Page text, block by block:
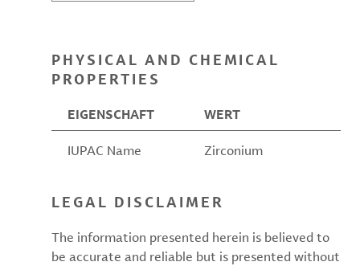
PHYSICAL AND CHEMICAL
PROPERTIES
EIGENSCHAFT WERT
IUPAC Name Zirconium
LEGAL DISCLAIMER
The information presented herein is believed to
be accurate and reliable but is presented without